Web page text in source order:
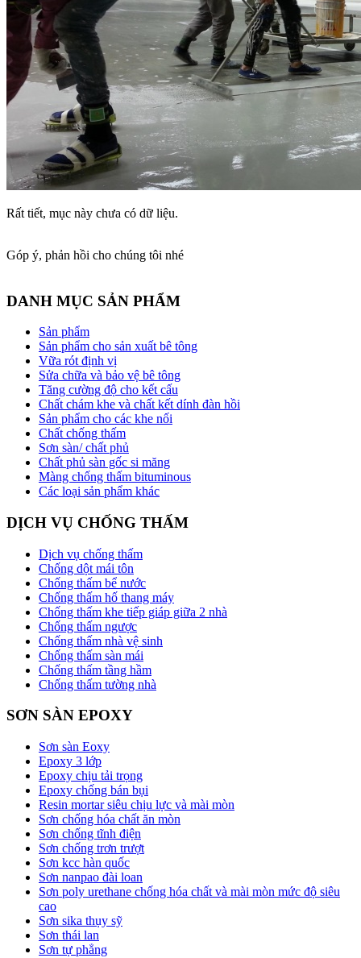
Rất tiết, mục này chưa có dữ liệu.
Góp ý, phản hồi cho chúng tôi nhé
DANH MỤC SẢN PHẨM
Sản phẩm
Sản phẩm cho sản xuất bê tông
Vữa rót định vị
Sửa chữa và bảo vệ bê tông
Tăng cường độ cho kết cấu
Chất chám khe và chất kết dính đàn hồi
Sản phẩm cho các khe nối
Chất chống thấm
Sơn sàn/ chất phủ
Chất phủ sàn gốc si măng
Màng chống thấm bituminous
Các loại sản phẩm khác
DỊCH VỤ CHỐNG THẤM
Dịch vụ chống thấm
Chống dột mái tôn
Chống thấm bể nước
Chống thấm hố thang máy
Chống thấm khe tiếp giáp giữa 2 nhà
Chống thấm ngược
Chống thấm nhà vệ sinh
Chống thấm sàn mái
Chống thấm tầng hầm
Chống thấm tường nhà
SƠN SÀN EPOXY
Sơn sàn Eoxy
Epoxy 3 lớp
Epoxy chịu tải trọng
Epoxy chống bán bụi
Resin mortar siêu chịu lực và mài mòn
Sơn chống hóa chất ăn mòn
Sơn chống tĩnh điện
Sơn chống trơn trượt
Sơn kcc hàn quốc
Sơn nanpao đài loan
Sơn poly urethane chống hóa chất và mài mòn mức độ siêu
cao
Sơn sika thụy sỹ
Sơn thái lan
Sơn tự phẳng